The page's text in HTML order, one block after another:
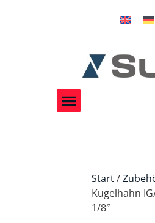
Start/
Kugelhahn
1/8″